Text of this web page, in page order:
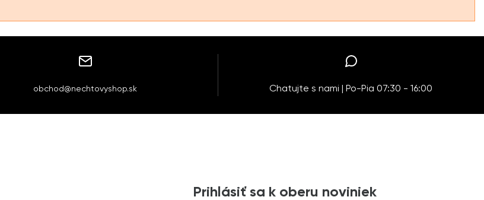
obchod@nechtovyshop.sk Chatujte s nami | Po-Pia 07:30 - 16:00
Prihlásiť sa k oberu noviniek